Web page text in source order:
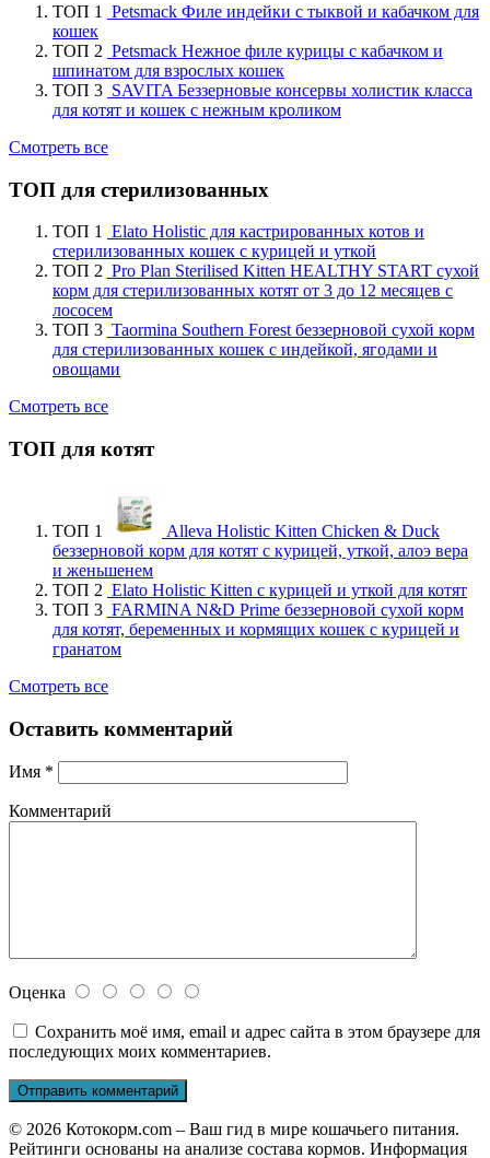
ТОП 1
Petsmack Филе индейки с тыквой и кабачком для
кошек
ТОП 2 Petsmack Нежное филе курицы с кабачком и
шпинатом для взрослых кошек
ТОП 3 SAVITA Беззерновые консервы холистик класса
для котят и кошек с нежным кроликом
Смотреть все
ТОП для стерилизованных
ТОП 1 Elato Holistic для кастрированных котов и
стерилизованных кошек с курицей и уткой
ТОП 2 Pro Plan Sterilised Kitten HEALTHY START сухой
корм для стерилизованных котят от 3 до 12 месяцев с
лососем
ТОП 3 Taormina Southern Forest беззерновой сухой корм
для стерилизованных кошек с индейкой, ягодами и
овощами
Смотреть все
ТОП для котят
ТОП 1
Alleva Holistic Kitten Chicken & Duck
беззерновой корм для котят с курицей, уткой, алоэ вера
и женьшенем
ТОП 2 Elato Holistic Kitten с курицей и уткой для котят
ТОП 3 FARMINA N&D Prime беззерновой сухой корм
для котят, беременных и кормящих кошек с курицей и
гранатом
Смотреть все
Оставить комментарий
Имя *
Комментарий
Оценка
Сохранить моё имя, email и адрес сайта в этом браузере для
последующих моих комментариев.
© 2026 Котокорм.com – Ваш гид в мире кошачьего питания.
Рейтинги основаны на анализе состава кормов. Информация